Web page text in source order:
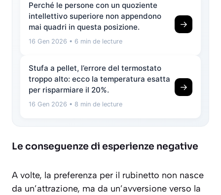
Perché le persone con un quoziente
intellettivo superiore non appendono
mai quadri in questa posizione.
16 Gen 2026 • 6 min de lecture
→
Stufa a pellet, l’errore del termostato
troppo alto: ecco la temperatura esatta
per risparmiare il 20%.
16 Gen 2026 • 8 min de lecture
→
Le conseguenze di esperienze negative
A volte, la preferenza per il rubinetto non nasce
da un’attrazione, ma da un’avversione verso la